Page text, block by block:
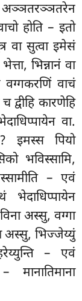
अञ्ञतरञ्ञतरेन
होति – इतो
वा सुत्वा इमेसं
भिन्नानं वा
वग्गकरणिं वाचं
द्वीहि कारणेहि
वा.
इमस्स पियो
भविस्सामि,
– एवं
अस्सु, वग्गा
अस्सु, भिज्जेय्युं
– एवं